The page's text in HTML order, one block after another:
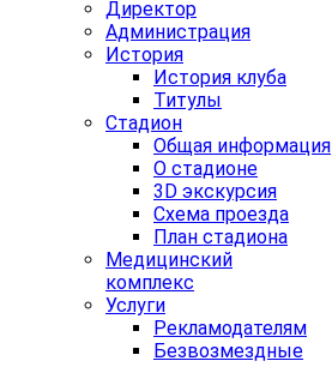
Директор
Администрация
История
История клуба
Титулы
Стадион
Общая информация
О стадионе
3D экскурсия
Схема проезда
План стадиона
Медицинский
комплекс
Услуги
Рекламодателям
Безвозмездные